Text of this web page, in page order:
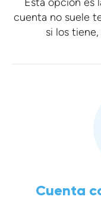
Esta opción es
cuenta no suele
si los
Cuenta